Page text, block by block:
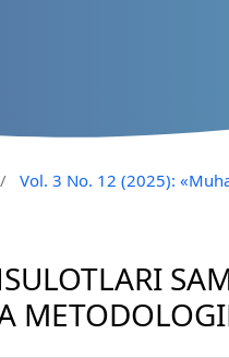
/ Vol. 3 No. 12 (2025):